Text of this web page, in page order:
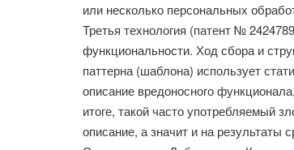
или несколько персональных
Третья технология (патент №
функциональности. Ход сбора и
паттерна (шаблона) использует
описание вредоносного
итоге, такой часто употребляемый
описание, а значит и на результаты